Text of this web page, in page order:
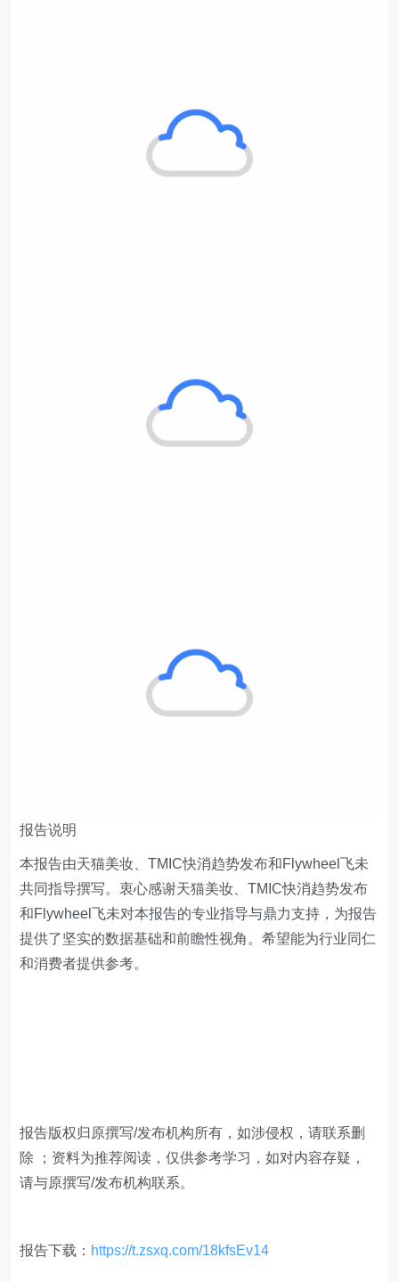
报告说明
本报告由天猫美妆、TMIC快消趋势发布和Flywheel飞未
共同指导撰写。衷心感谢天猫美妆、TMIC快消趋势发布
和Flywheel飞未对本报告的专业指导与鼎力支持，为报告
提供了坚实的数据基础和前瞻性视角。希望能为行业同仁
和消费者提供参考。
报告版权归原撰写/发布机构所有，如涉侵权，请联系删
除 ；资料为推荐阅读，仅供参考学习，如对内容存疑，
请与原撰写/发布机构联系。
报告下载： https://t.zsxq.com/18kfsEv14